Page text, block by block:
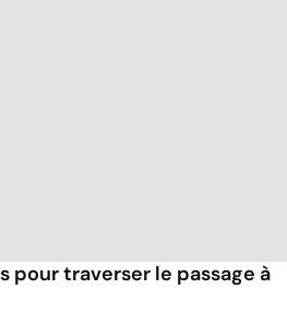
pour traverser le passage à